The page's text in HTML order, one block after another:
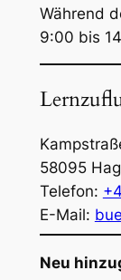
Während
9:00 bis
58095
Telefon:
E-Mail:
Neu